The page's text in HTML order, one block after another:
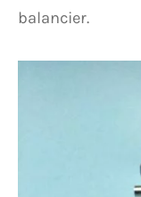
balancier.